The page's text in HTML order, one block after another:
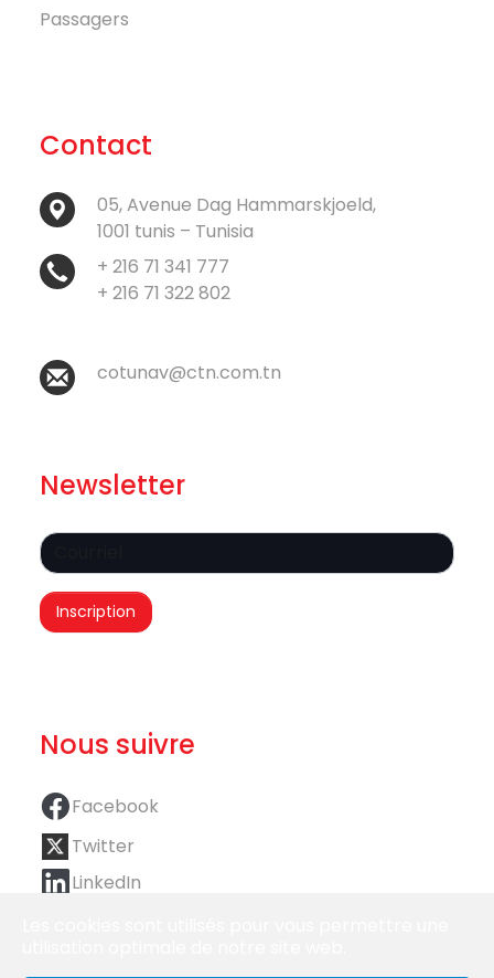
Passagers
Contact
05, Avenue Dag Hammarskjoeld,
1001 tunis – Tunisia
+ 216 71 341 777
+ 216 71 322 802
cotunav@ctn.com.tn
Newsletter
Nous suivre
Facebook
Twitter
LinkedIn